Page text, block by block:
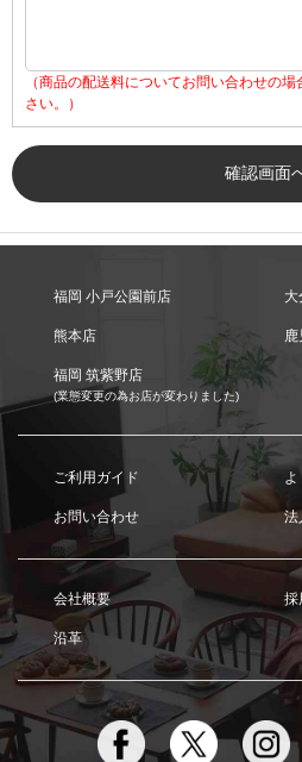
（商品の配送料についてお問い合わせの
さい。）
福岡 小戸公園前店 大
熊本店 鹿
福岡 筑紫野店
(業態変更の為お店が変わりました)
ご利用ガイド
お問い合わせ 法
会社概要 採
沿革